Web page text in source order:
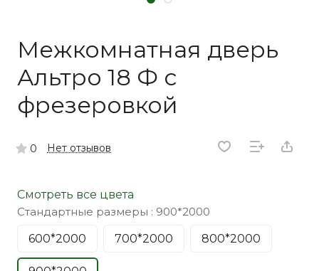
Межкомнатная дверь
Альтро 18 Ф с
фрезеровкой
0 Нет отзывов
Смотреть все цвета
Стандартные размеры : 900*2000
600*2000
700*2000 800*2000